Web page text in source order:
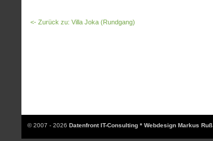
<- Zurück zu: Villa Joka (Rundgang)
© 2007 - 2026 Datenfront IT-Consulting * Webdesign Markus Ruß